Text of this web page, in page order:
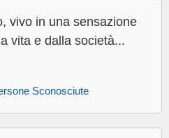
vivo in una sensazione
vita e dalla società...
Sconosciute